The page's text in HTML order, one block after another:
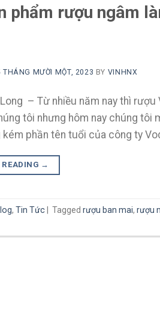
phẩm rượu ngâm
THÁNG MƯỜI MỘT, 2023 BY VINHNX
– Từ nhiều năm nay thì
tôi nhưng hôm nay chúng tôi
phần tên tuổi của công ty
→
, Tin Tức| Tagged rượu ban mai, rượu